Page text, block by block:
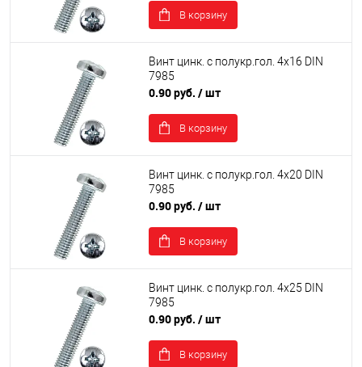
В корзину
Винт цинк. с полукр.гол. 4х16 DIN
7985
0.90 руб. / шт
В корзину
Винт цинк. с полукр.гол. 4х20 DIN
7985
0.90 руб. / шт
В корзину
Винт цинк. с полукр.гол. 4х25 DIN
7985
0.90 руб. / шт
В корзину